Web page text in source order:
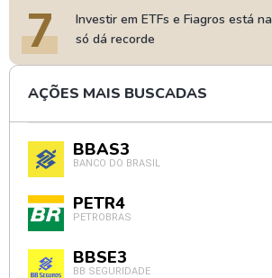
7
Investir em ETFs e Fiagros está
só dá recorde
AÇÕES MAIS BUSCADAS
BBAS3
BANCO DO BRASIL
PETR4
PETROBRAS
BBSE3
BB SEGURIDADE